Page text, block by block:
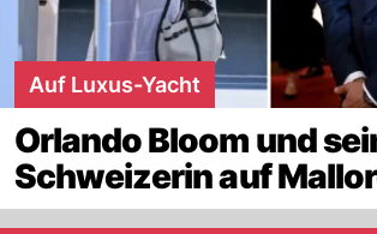
Auf Luxus-Yacht
Orlando Bloom und
Schweizerin auf